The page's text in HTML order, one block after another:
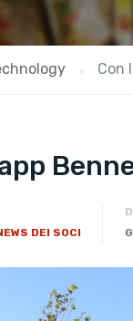
Con
DEI SOCI